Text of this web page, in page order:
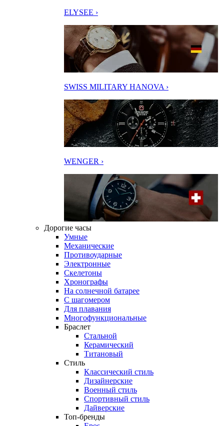
ELYSEE ›
SWISS MILITARY HANOVA ›
WENGER ›
Дорогие часы
Умные
Механические
Противоударные
Электронные
Скелетоны
Хронографы
На солнечной батарее
С шагомером
Для плавания
Многофункциональные
Браслет
Стальной
Керамический
Титановый
Стиль
Классический стиль
Дизайнерские
Военный стиль
Спортивный стиль
Дайверские
Топ-бренды